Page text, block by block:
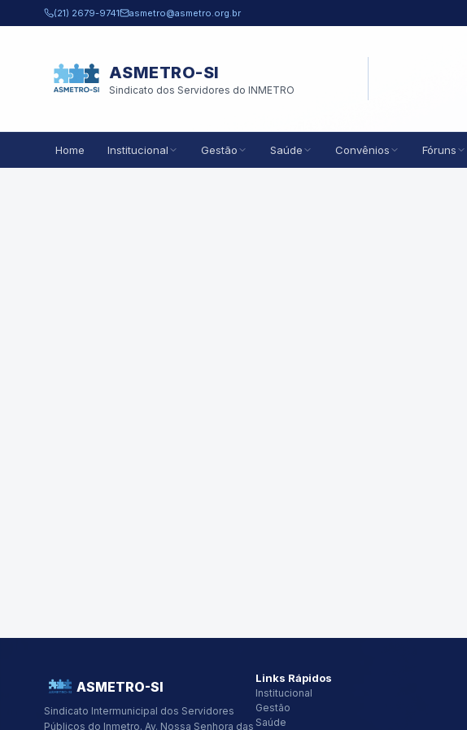
Pular para o conteúdo principal
(21) 2679-9741 asmetro@asmetro.org.br
ASMETRO-SI
Sindicato dos Servidores do INMETRO
Home Institucional Gestão Saúde Convênios Fóruns
ASMETRO-SI
Sindicato Intermunicipal dos Servidores
Públicos do Inmetro. Av. Nossa Senhora das
Links Rápidos
Institucional
Gestão
Saúde